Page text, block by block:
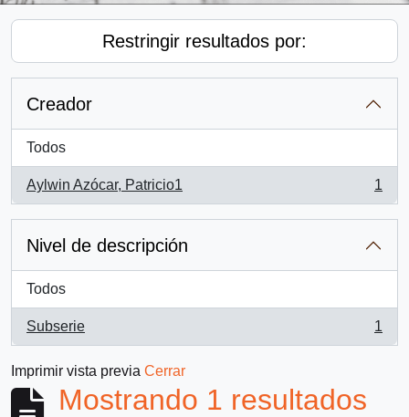
Restringir resultados por:
Creador
Todos
Aylwin Azócar, Patricio1
, 1 resultados
1
Nivel de descripción
Todos
Subserie
, 1 resultados
1
Imprimir vista previa Cerrar
Mostrando 1 resultados